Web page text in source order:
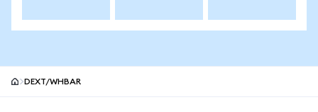
DEXT/WHBAR